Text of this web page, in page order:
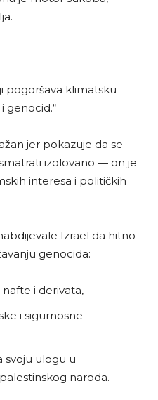
pogoršava klimatsku
genocid.“
jer pokazuje da se
izolovano — on je
interesa i političkih
Izrael da hitno
genocida:
i derivata,
i sigurnosne
svoju ulogu u
naroda.